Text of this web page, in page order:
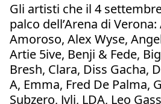
Gli artisti che il 4
palco dell’Arena di
Amoroso, Alex Wyse,
Artie 5ive, Benji & Fede,
Bresh, Clara, Diss Gacha,
A, Emma, Fred De Palma,
Subzero, Jvli, LDA, Leo